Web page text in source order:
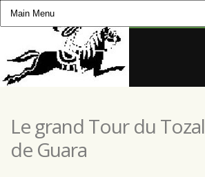
Le grand Tour du Tozal
de Guara